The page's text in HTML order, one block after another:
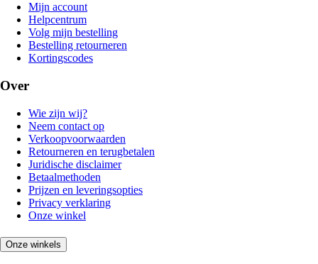
Mijn account
Helpcentrum
Volg mijn bestelling
Bestelling retourneren
Kortingscodes
Over
Wie zijn wij?
Neem contact op
Verkoopvoorwaarden
Retourneren en terugbetalen
Juridische disclaimer
Betaalmethoden
Prijzen en leveringsopties
Privacy verklaring
Onze winkel
Onze winkels